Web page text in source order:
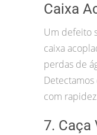
Caixa
Um defeito
caixa
perdas de
com
7. Caça